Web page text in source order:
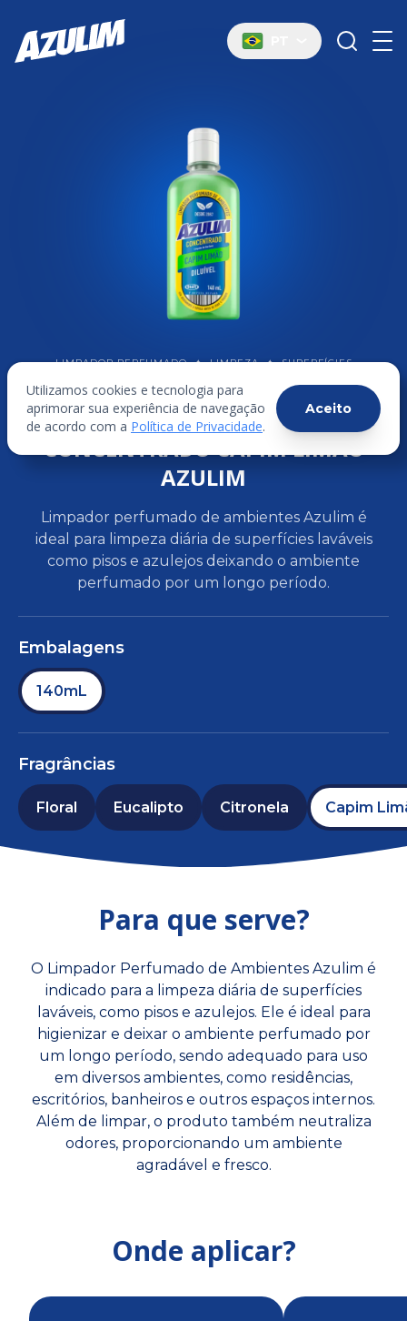
LIMPADOR PERFUMADO ✦ LIMPEZA ✦ SUPERFÍCIES
LIMPADOR PERFUMADO
CONCENTRADO CAPIM LIMÃO
AZULIM
Limpador perfumado de ambientes Azulim é
ideal para limpeza diária de superfícies laváveis
como pisos e azulejos deixando o ambiente
perfumado por um longo período.
Embalagens
140mL
Fragrâncias
Floral Eucalipto Citronela Capim
Para que serve?
O Limpador Perfumado de Ambientes Azulim é
indicado para a limpeza diária de superfícies
laváveis, como pisos e azulejos. Ele é ideal para
higienizar e deixar o ambiente perfumado por
um longo período, sendo adequado para uso
em diversos ambientes, como residências,
escritórios, banheiros e outros espaços internos.
Além de limpar, o produto também neutraliza
odores, proporcionando um ambiente
agradável e fresco.
Onde aplicar?
Utilizamos cookies e tecnologia para
aprimorar sua experiência de navegação
de acordo com a Política de Privacidade.
Aceito